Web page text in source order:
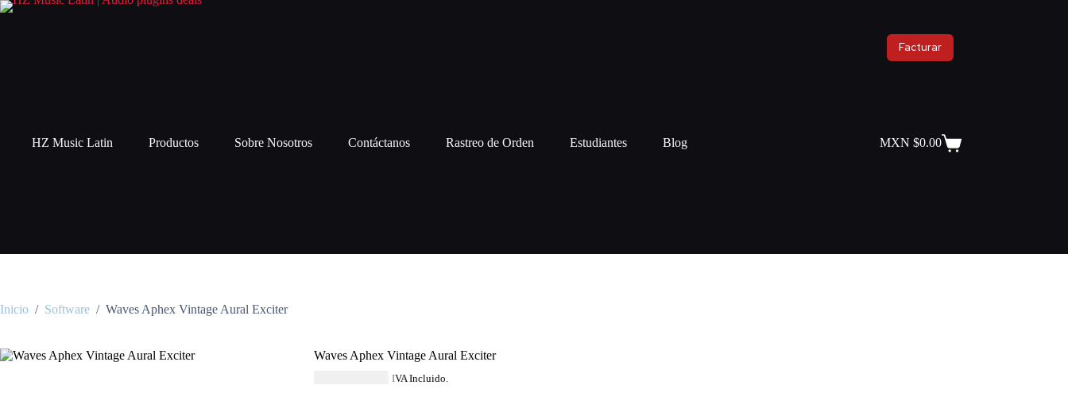
Facturar
HZ Music Latin Productos Sobre Nosotros Contáctanos Rastreo de Orden Estudiantes Blog MXN $0.00
Inicio / Software / Waves Aphex Vintage Aural Exciter
Waves Aphex Vintage Aural Exciter
IVA Incluido.